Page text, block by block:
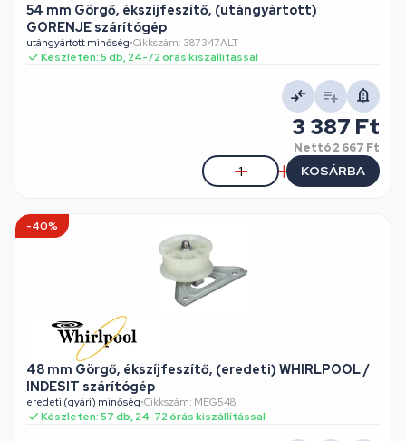
54 mm Görgő, ékszíjfeszítő, (utángyártott)
GORENJE szárítógép
utángyártott minőség•Cikkszám: 387347ALT
Készleten: 5 db, 24-72 órás kiszállítással
3 387 Ft
Nettó2 667 Ft
KOSÁRBA
-40%
48 mm Görgő, ékszíjfeszítő, (eredeti) WHIRLPOOL /
INDESIT szárítógép
eredeti (gyári) minőség•Cikkszám: MEG548
Készleten: 57 db, 24-72 órás kiszállítással